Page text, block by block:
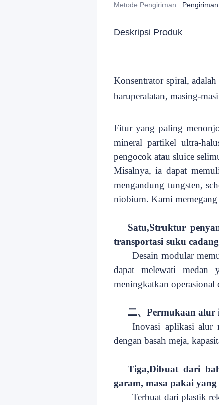
Metode Pengiriman:
Deskripsi Produk
Konsentrator spiral,
baruperalatan, masing-
Fitur yang paling
mineral partikel ultra-
pengocok atau sluice
Misalnya, ia dapat
mengandung tungsten,
niobium. Kami
Satu,Struktur
transportasi suku
Desain modular
dapat melewati medan
meningkatkan operasional
二、 Permukaan
Inovasi aplikasi alur
dengan basah meja,
Tiga,Dibuat dari
garam, masa pakai
Terbuat dari plastik